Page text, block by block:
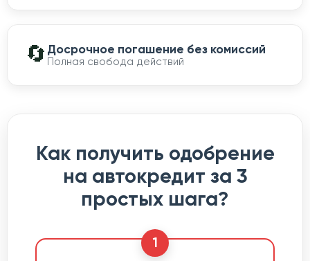
🔄 Досрочное погашение без комиссий
Полная свобода действий
Как получить одобрение
на автокредит за 3
простых шага?
1